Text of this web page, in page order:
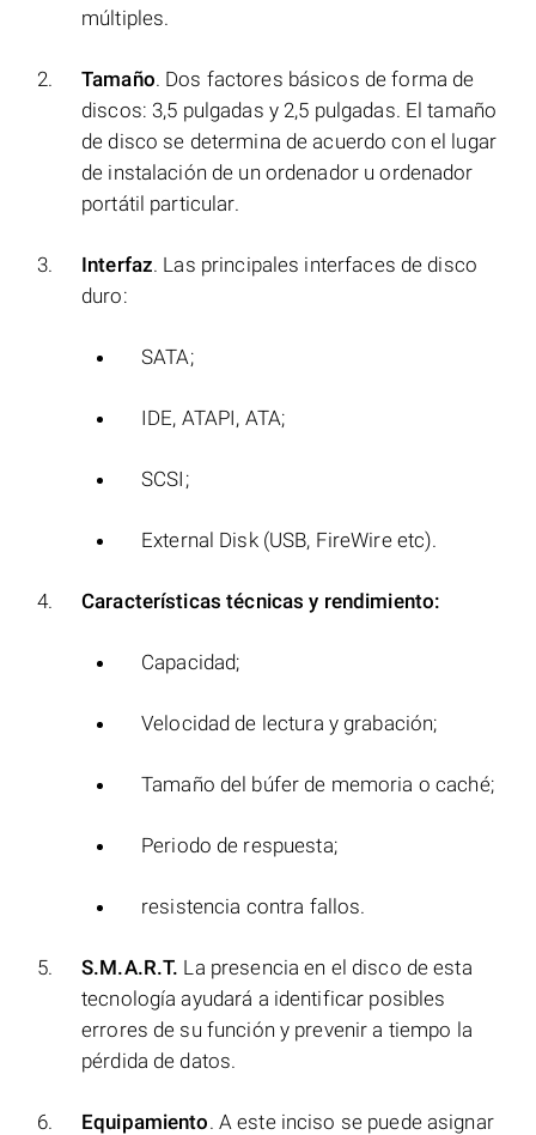
múltiples.
Tamaño. Dos factores básicos de forma de
discos: 3,5 pulgadas y 2,5 pulgadas. El tamaño
de disco se determina de acuerdo con el lugar
de instalación de un ordenador u ordenador
portátil particular.
Interfaz. Las principales interfaces de disco
duro:
SATA;
IDE, ATAPI, ATA;
SCSI;
External Disk (USB, FireWire etc).
Características técnicas y rendimiento:
Capacidad;
Velocidad de lectura y grabación;
Tamaño del búfer de memoria o caché;
Periodo de respuesta;
resistencia contra fallos.
S.M.A.R.T. La presencia en el disco de esta
tecnología ayudará a identificar posibles
errores de su función y prevenir a tiempo la
pérdida de datos.
Equipamiento. A este inciso se puede asignar